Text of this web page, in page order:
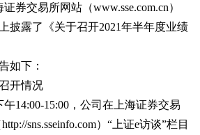
券交易所网站（www.sse.com.cn）
披露了《关于召开2021年半年度业绩
下：
开情况
14:00-15:00，公司在上海证券交易
sns.sseinfo.com）“上证e访谈”栏目